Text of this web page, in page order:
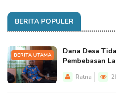
BERITA POPULER
BERITA UTAMA
Dana Desa
Pembebasan
Ratna